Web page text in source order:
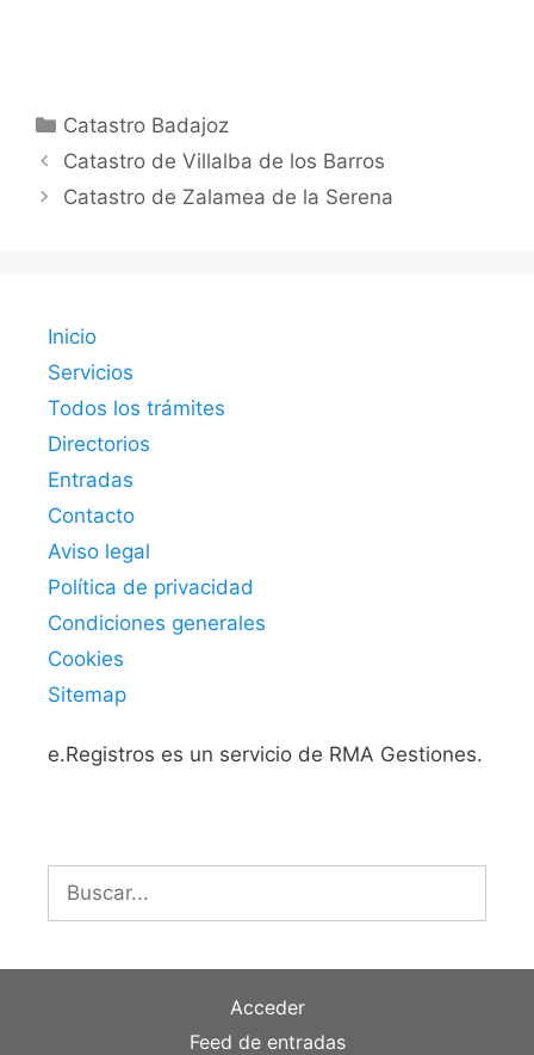
Categorías
Catastro Badajoz
Catastro de Villalba de los Barros
Catastro de Zalamea de la Serena
Inicio
Servicios
Todos los trámites
Directorios
Entradas
Contacto
Aviso legal
Política de privacidad
Condiciones generales
Cookies
Sitemap
e.Registros es un servicio de RMA Gestiones.
Acceder
Feed de entradas